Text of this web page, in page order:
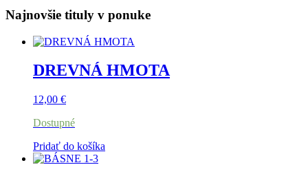
Najnovšie tituly v ponuke
DREVNÁ HMOTA
12,00 €
Dostupné
Pridať do košíka